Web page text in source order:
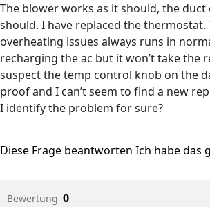
The blower works as it should, the
should. I have replaced the thermostat.
overheating issues always runs in
recharging the ac but it won’t take the
suspect the temp control knob on the
proof and I can’t seem to find a new
I identify the problem for sure?
Diese Frage beantworten Ich habe das
Bewertung 0